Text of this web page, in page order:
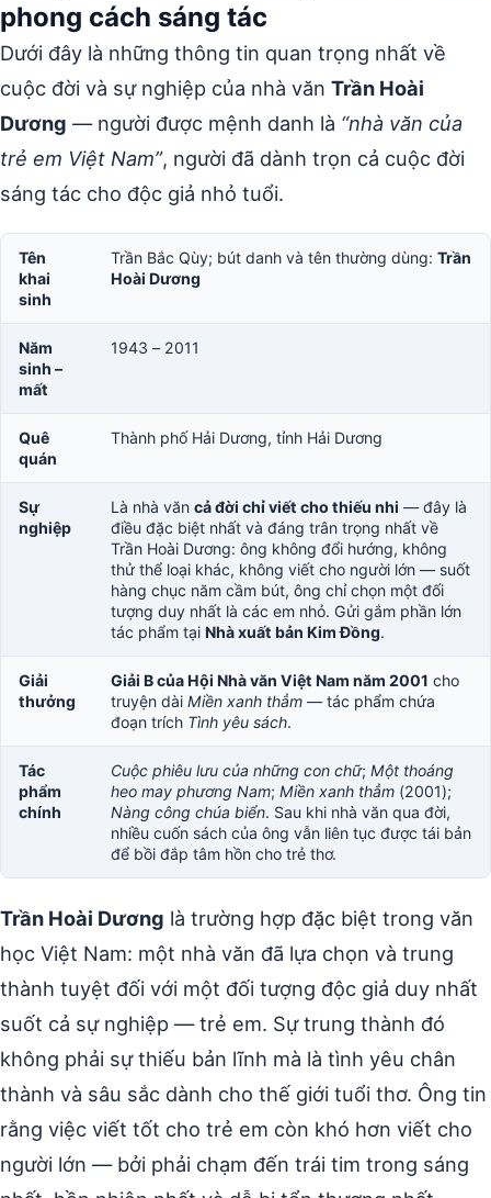
phong cách sáng tác
Dưới đây là những thông tin quan trọng nhất về
cuộc đời và sự nghiệp của nhà văn Trần Hoài
Dương — người được mệnh danh là “nhà văn của
trẻ em Việt Nam”, người đã dành trọn cả cuộc đời
sáng tác cho độc giả nhỏ tuổi.
Tên
khai
sinh
Trần Bắc Qùy; bút danh và tên thường dùng: Trần
Hoài Dương
Năm
sinh –
mất
1943 – 2011
Quê
quán
Thành phố Hải Dương, tỉnh Hải Dương
Sự
nghiệp
Là nhà văn cả đời chỉ viết cho thiếu nhi — đây là
điều đặc biệt nhất và đáng trân trọng nhất về
Trần Hoài Dương: ông không đổi hướng, không
thử thể loại khác, không viết cho người lớn — suốt
hàng chục năm cầm bút, ông chỉ chọn một đối
tượng duy nhất là các em nhỏ. Gửi gắm phần lớn
tác phẩm tại Nhà xuất bản Kim Đồng.
Giải
thưởng
Giải B của Hội Nhà văn Việt Nam năm 2001 cho
truyện dài Miền xanh thẳm — tác phẩm chứa
đoạn trích Tình yêu sách.
Tác
phẩm
chính
Cuộc phiêu lưu của những con chữ; Một thoáng
heo may phương Nam; Miền xanh thẳm (2001);
Nàng công chúa biển. Sau khi nhà văn qua đời,
nhiều cuốn sách của ông vẫn liên tục được tái bản
để bồi đắp tâm hồn cho trẻ thơ.
Trần Hoài Dương là trường hợp đặc biệt trong văn
học Việt Nam: một nhà văn đã lựa chọn và trung
thành tuyệt đối với một đối tượng độc giả duy nhất
suốt cả sự nghiệp — trẻ em. Sự trung thành đó
không phải sự thiếu bản lĩnh mà là tình yêu chân
thành và sâu sắc dành cho thế giới tuổi thơ. Ông tin
rằng việc viết tốt cho trẻ em còn khó hơn viết cho
người lớn — bởi phải chạm đến trái tim trong sáng